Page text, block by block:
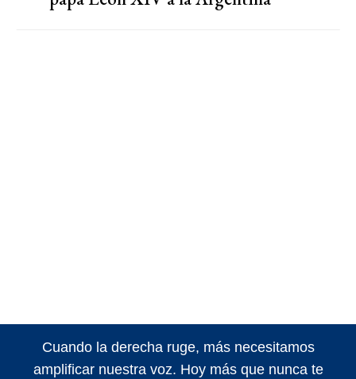
Cuando la derecha ruge, más necesitamos
amplificar nuestra voz. Hoy más que nunca te